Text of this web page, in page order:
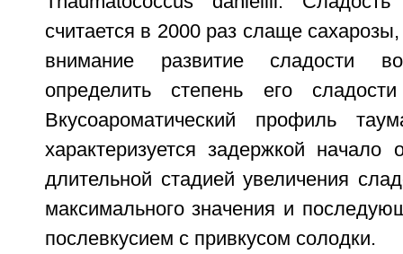
считается в 2000 раз слаще
внимание развитие сладости
определить степень его
Вкусоароматический профиль
характеризуется задержкой начало
длительной стадией увеличения
максимального значения и
послевкусием с привкусом солодки.